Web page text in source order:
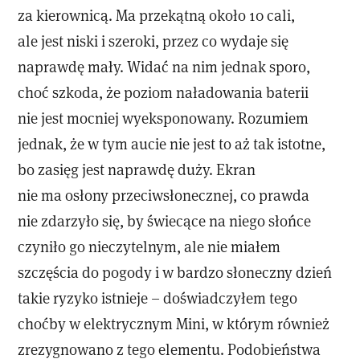
za kierownicą. Ma przekątną około 10 cali,
ale jest niski i szeroki, przez co wydaje się
naprawdę mały. Widać na nim jednak sporo,
choć szkoda, że poziom naładowania baterii
nie jest mocniej wyeksponowany. Rozumiem
jednak, że w tym aucie nie jest to aż tak istotne,
bo zasięg jest naprawdę duży. Ekran
nie ma osłony przeciwsłonecznej, co prawda
nie zdarzyło się, by świecące na niego słońce
czyniło go nieczytelnym, ale nie miałem
szczęścia do pogody i w bardzo słoneczny dzień
takie ryzyko istnieje – doświadczyłem tego
choćby w elektrycznym Mini, w którym również
zrezygnowano z tego elementu. Podobieństwa